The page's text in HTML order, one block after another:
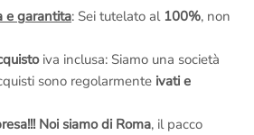
e garantita: Sei tutelato al 100%, non
iva inclusa: Siamo una società
sono regolarmente ivati e
Noi siamo di Roma, il pacco